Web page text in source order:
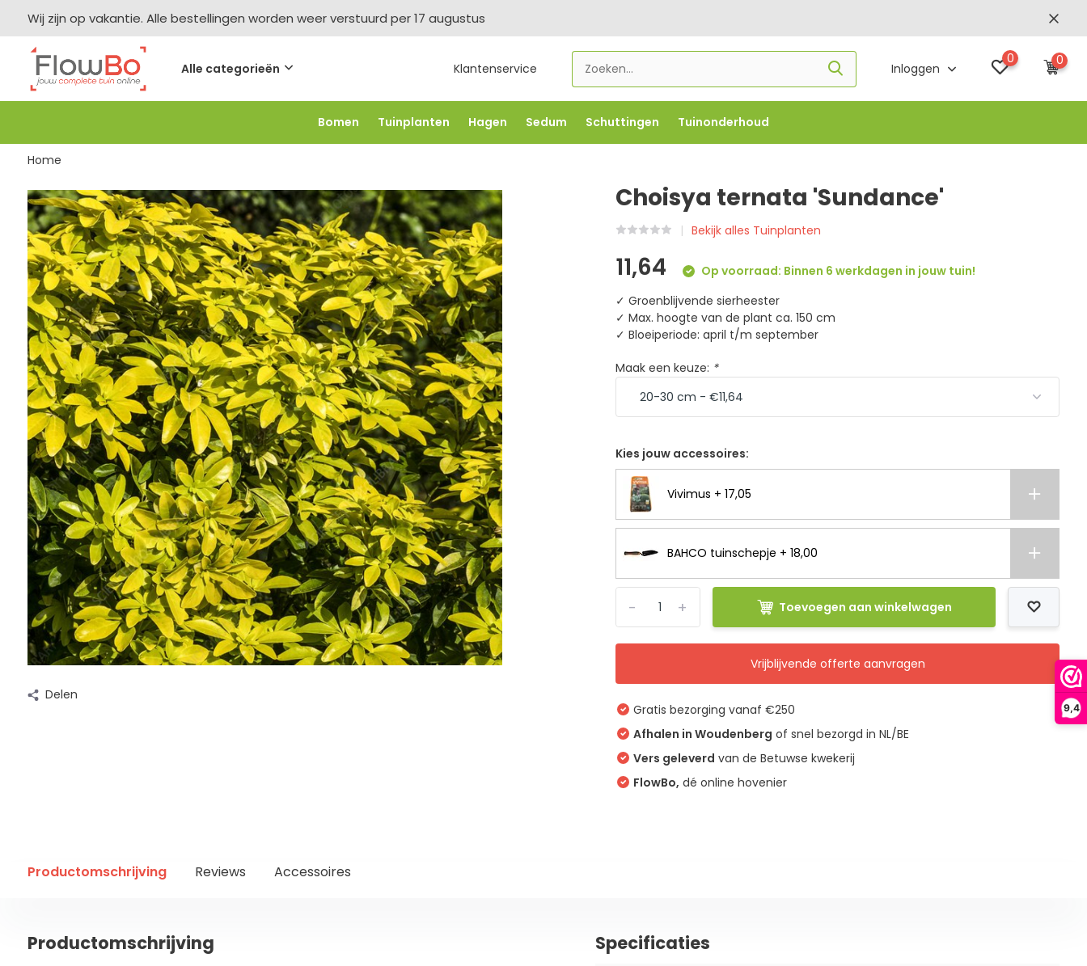
9,4
Wij zijn op vakantie. Alle bestellingen worden weer verstuurd per 17 augustus
Alle categorieën Klantenservice Inloggen
0 0
Bomen Tuinplanten Hagen Sedum Schuttingen Tuinonderhoud
-2,5% vanaf €250 -FLOWBO250 -5% vanaf €500 -FLOWBO500 -7,5% vanaf €1000 -
Home
Delen
Choisya ternata 'Sundance'
Bekijk alles Tuinplanten
11,64
Op voorraad: Binnen 6 werkdagen in jouw tuin!
✓ Groenblijvende sierheester
✓ Max. hoogte van de plant ca. 150 cm
✓ Bloeiperiode: april t/m september
Maak een keuze: *
Kies jouw accessoires:
Vivimus + 17,05
BAHCO tuinschepje + 18,00
+
- Toevoegen aan winkelwagen
Vrijblijvende offerte aanvragen
Gratis bezorging vanaf €250
Afhalen in Woudenberg of snel bezorgd in NL/BE
Vers geleverd van de Betuwse kwekerij
FlowBo, dé online hovenier
Productomschrijving Reviews Accessoires
Productomschrijving Specificaties